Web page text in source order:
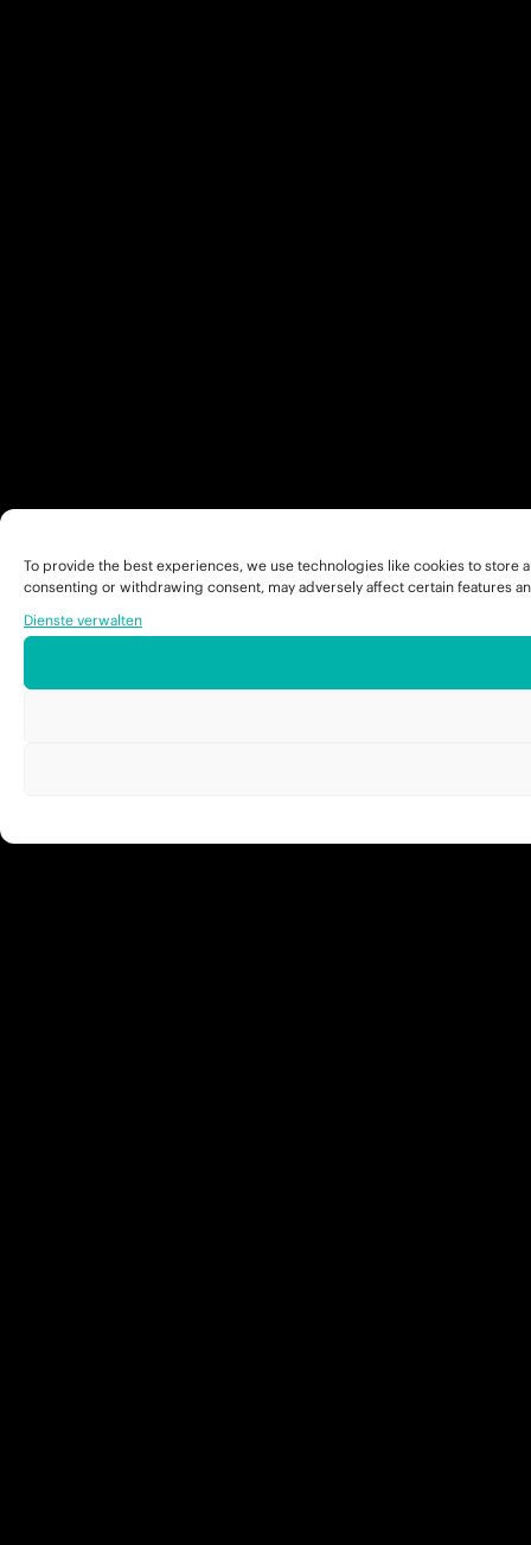
To provide the best experiences, we use technologies like cookies to
consenting or withdrawing consent, may adversely affect certain features
Dienste verwalten